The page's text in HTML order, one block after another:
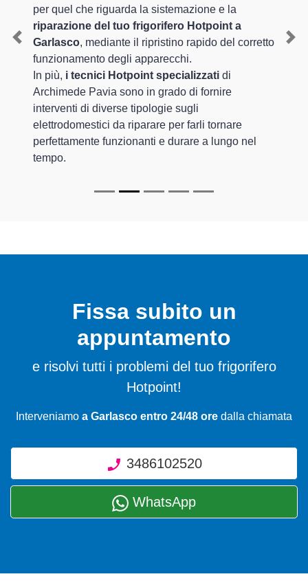
per quel che riguarda la sistemazione e la
riparazione del tuo frigorifero Hotpoint a
Garlasco, mediante il ripristino rapido del corretto
funzionamento degli apparecchi.
In più, i tecnici Hotpoint specializzati di
Archimede Pavia sono in grado di fornire
interventi di diverse tipologie sugli
elettrodomestici da riparare per farli tornare
perfettamente funzionanti e durare a lungo nel
tempo.
Previous
Fissa subito un
appuntamento
e risolvi tutti i problemi del tuo frigorifero
Hotpoint!
Interveniamo a Garlasco entro 24/48 ore dalla chiamata
3486102520
WhatsApp